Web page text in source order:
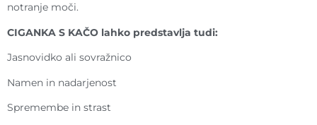
notranje moči.
CIGANKA S KAČO lahko predstavlja tudi:
Jasnovidko ali sovražnico
Namen in nadarjenost
Spremembe in strast